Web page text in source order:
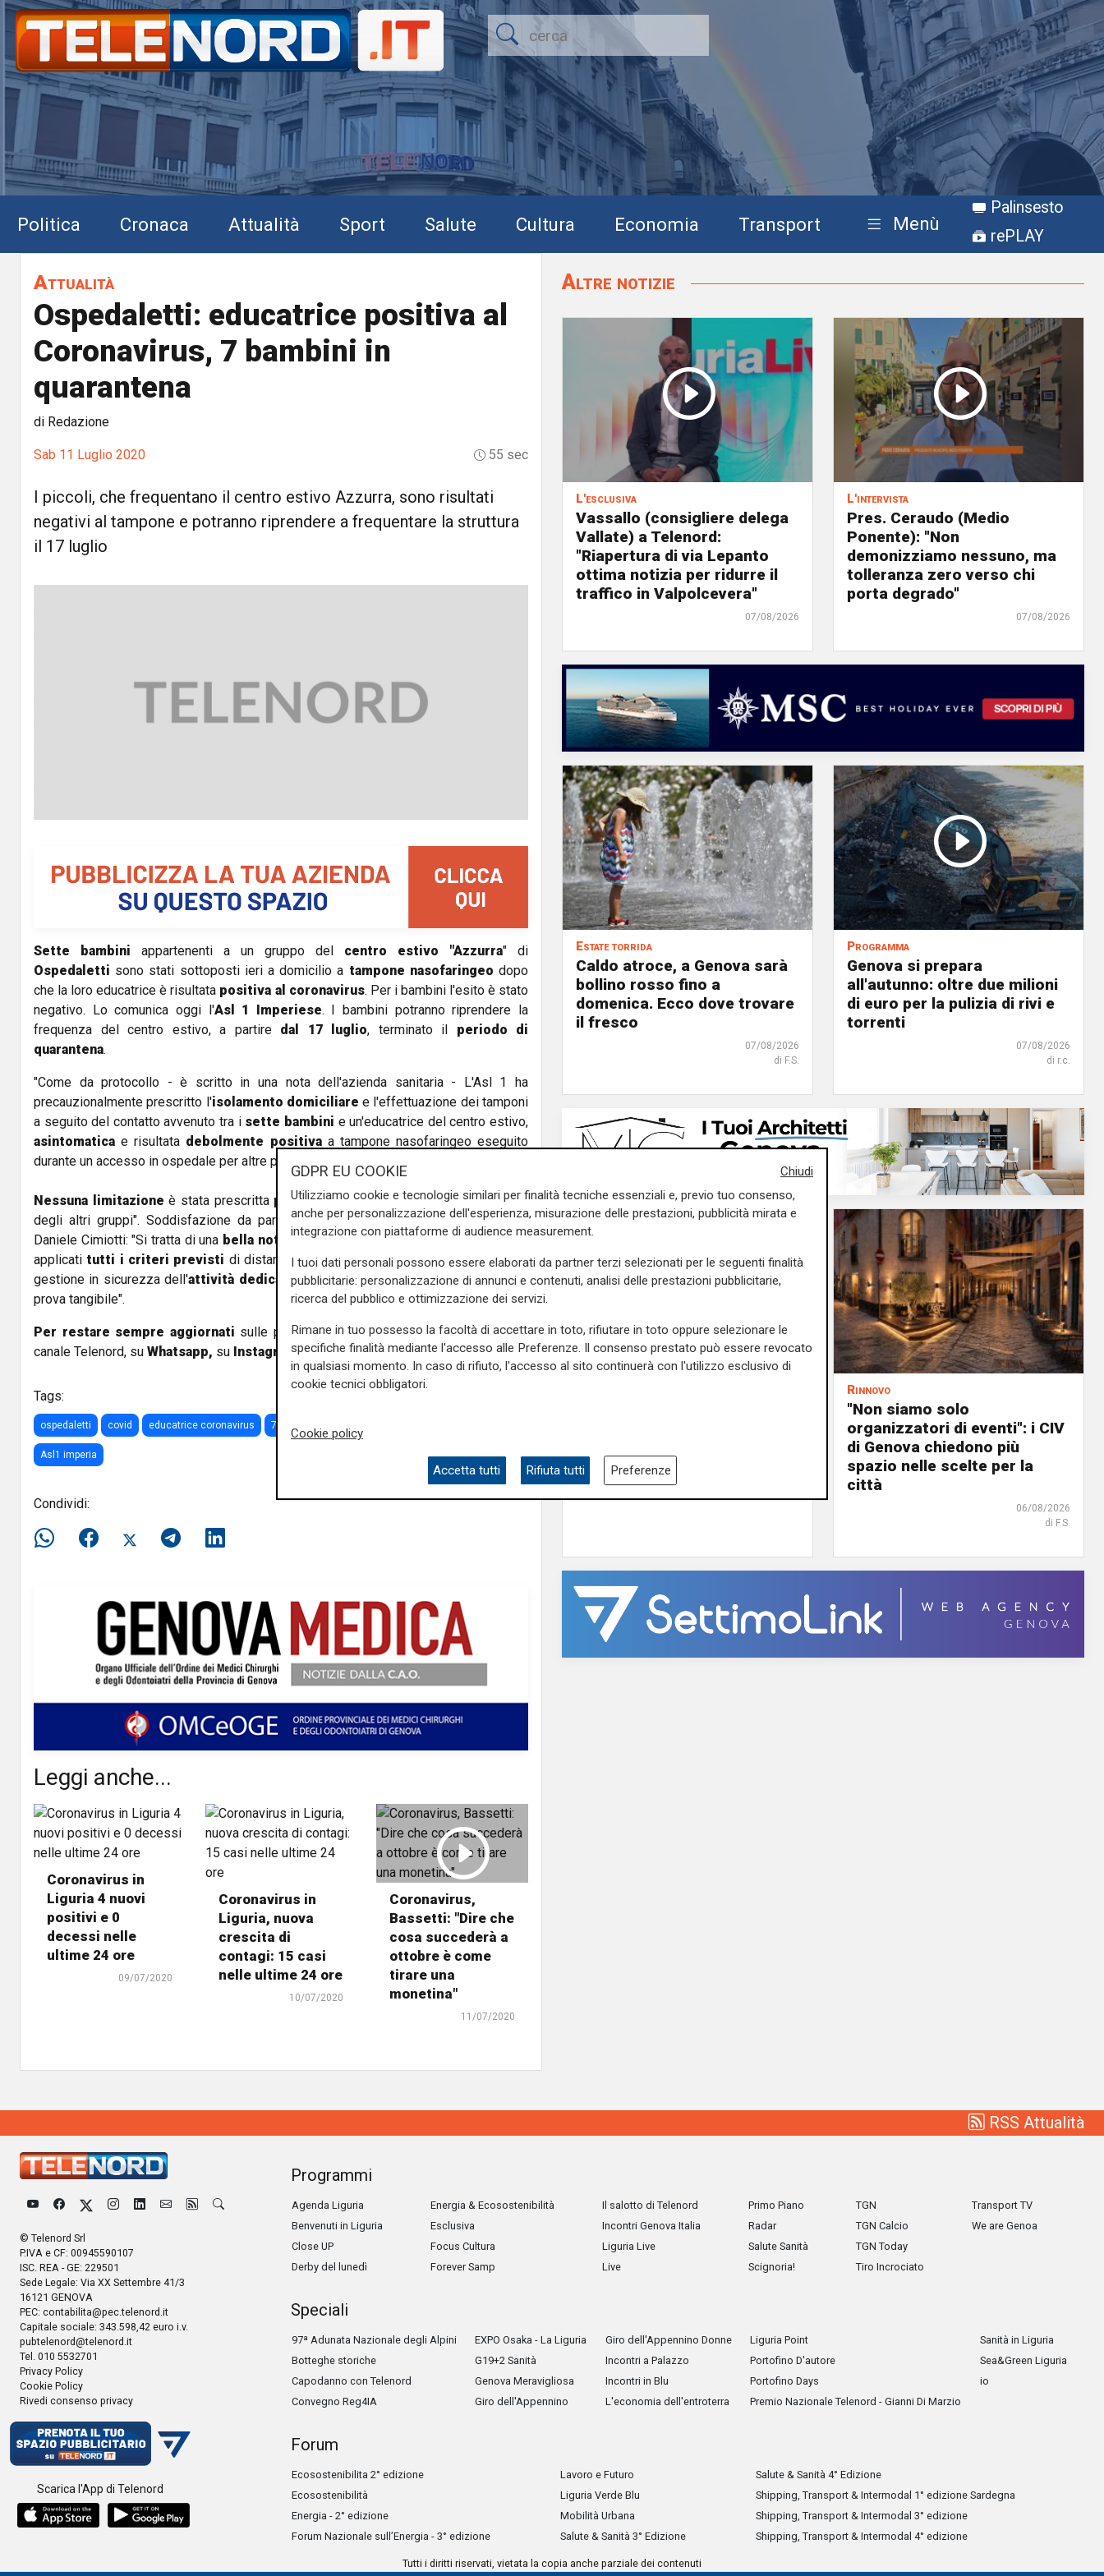
Politica Cronaca Attualità Sport Salute Cultura Economia Transport Menù
Palinsesto
rePLAY
Attualità
Ospedaletti: educatrice positiva al
Coronavirus, 7 bambini in
quarantena
di Redazione
Sab 11 Luglio 2020 55 sec
I piccoli, che frequentano il centro estivo Azzurra, sono risultati
negativi al tampone e potranno riprendere a frequentare la struttura
il 17 luglio
Sette bambini appartenenti a un gruppo del centro estivo "Azzurra" di
Ospedaletti sono stati sottoposti ieri a domicilio a tampone nasofaringeo dopo
che la loro educatrice è risultata positiva al coronavirus. Per i bambini l'esito è stato
negativo. Lo comunica oggi l'Asl 1 Imperiese. I bambini potranno riprendere la
frequenza del centro estivo, a partire dal 17 luglio, terminato il periodo di
quarantena.
"Come da protocollo - è scritto in una nota dell'azienda sanitaria - L'Asl 1 ha
precauzionalmente prescritto l'isolamento domiciliare e l'effettuazione dei tamponi
a seguito del contatto avvenuto tra isette bambini e un'educatrice del centro estivo,
asintomatica e risultata debolmente positivaa tampone nasofaringeo eseguito
durante un accesso in ospedale per altre patologie.
Nessuna limitazione è stata prescritta per i familiaridei bambini e per i bambini
degli altri gruppi". Soddisfazione da parte del sindaco della cittadina delle Rose,
Daniele Cimiotti: "Si tratta di una bella notizia. All'interno del centro estivo sono stati
applicati tutti i criteri previsti di distanziamento sociale e diprevenzioneper la
gestione in sicurezza dell'attività dedicataai bambini e il risultato ottenuto ne è la
prova tangibile".
Per restare sempre aggiornati sulle principali notizie sulla Liguria seguiteci sul
canale Telenord, su Whatsapp, su Instagram,suYoutubee suFacebook.
Tags:
ospedaletti covid educatrice coronavirus 7 bambini in quarantena
Asl1 imperia
Condividi:
Leggi anche...
Coronavirus in
Liguria 4 nuovi
positivi e 0
decessi nelle
ultime 24 ore
09/07/2020
Coronavirus in
Liguria, nuova
crescita di
contagi: 15 casi
nelle ultime 24 ore
10/07/2020
Coronavirus,
Bassetti: "Dire che
cosa succederà a
ottobre è come
tirare una
monetina"
11/07/2020
Altre notizie
L'esclusiva
Vassallo (consigliere delega
Vallate) a Telenord:
"Riapertura di via Lepanto
ottima notizia per ridurre il
traffico in Valpolcevera"
07/08/2026
L'intervista
Pres. Ceraudo (Medio
Ponente): "Non
demonizziamo nessuno, ma
tolleranza zero verso chi
porta degrado"
07/08/2026
Estate torrida
Caldo atroce, a Genova sarà
bollino rosso fino a
domenica. Ecco dove trovare
il fresco
07/08/2026
di F.S.
Programma
Genova si prepara
all'autunno: oltre due milioni
di euro per la pulizia di rivi e
torrenti
07/08/2026
di r.c.
Anav
Rinnovo
"Non siamo solo
organizzatori di eventi": i CIV
di Genova chiedono più
spazio nelle scelte per la
città
06/08/2026
di F.S.
RSS Attualità
© Telenord Srl
P.IVA e CF: 00945590107
ISC. REA - GE: 229501
Sede Legale: Via XX Settembre 41/3
16121 GENOVA
PEC: contabilita@pec.telenord.it
Capitale sociale: 343.598,42 euro i.v.
pubtelenord@telenord.it
Tel. 010 5532701
Privacy Policy
Cookie Policy
Rivedi consenso privacy
Scarica l'App di Telenord
Programmi
Agenda Liguria
Benvenuti in Liguria
Close UP
Derby del lunedì
Energia & Ecosostenibilità
Esclusiva
Focus Cultura
Forever Samp
Il salotto di Telenord
Incontri Genova Italia
Liguria Live
Live
Primo Piano
Radar
Salute Sanità
Scignoria!
TGN
TGN Calcio
TGN Today
Tiro Incrociato
Transport TV
We are Genoa
Speciali
97ª Adunata Nazionale degli Alpini
Botteghe storiche
Capodanno con Telenord
Convegno Reg4IA
EXPO Osaka - La Liguria
G19+2 Sanità
Genova Meravigliosa
Giro dell'Appennino
Giro dell'Appennino Donne
Incontri a Palazzo
Incontri in Blu
L'economia dell'entroterra
Liguria Point
Portofino D'autore
Portofino Days
Premio Nazionale Telenord - Gianni Di Marzio
Sanità in Liguria
Sea&Green Liguria
io
Forum
Ecosostenibilita 2° edizione
Ecosostenibilità
Energia - 2° edizione
Forum Nazionale sull’Energia - 3° edizione
Lavoro e Futuro
Liguria Verde Blu
Mobilità Urbana
Salute & Sanità 3° Edizione
Salute & Sanità 4° Edizione
Shipping, Transport & Intermodal 1° edizione Sardegna
Shipping, Transport & Intermodal 3° edizione
Shipping, Transport & Intermodal 4° edizione
Tutti i diritti riservati, vietata la copia anche parziale dei contenuti
Chiudi
GDPR EU COOKIE
Utilizziamo cookie e tecnologie similari per finalità tecniche essenziali e, previo tuo consenso,
anche per personalizzazione dell'esperienza, misurazione delle prestazioni, pubblicità mirata e
integrazione con piattaforme di audience measurement.
I tuoi dati personali possono essere elaborati da partner terzi selezionati per le seguenti finalità
pubblicitarie: personalizzazione di annunci e contenuti, analisi delle prestazioni pubblicitarie,
ricerca del pubblico e ottimizzazione dei servizi.
Rimane in tuo possesso la facoltà di accettare in toto, rifiutare in toto oppure selezionare le
specifiche finalità mediante l'accesso alle Preferenze. Il consenso prestato può essere revocato
in qualsiasi momento. In caso di rifiuto, l'accesso al sito continuerà con l'utilizzo esclusivo di
cookie tecnici obbligatori.
Cookie policy
Accetta tutti Rifiuta tutti Preferenze